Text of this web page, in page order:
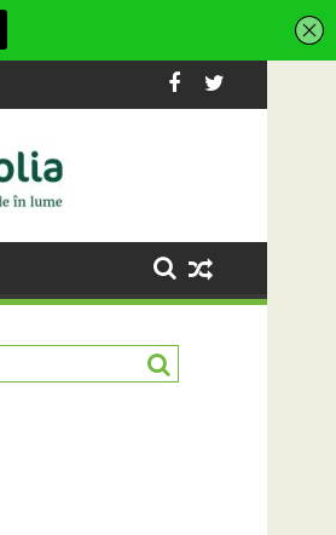
un nou centru cultural și de
Când luna devine o întrebare